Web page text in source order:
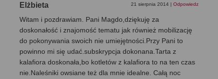
Elżbieta 21 sierpnia 2014 | Odpowiedz
Witam i pozdrawiam. Pani Magdo,dziękuję za
doskonałość i znajomość tematu jak również mobilizację
do pokonywania swoich nie umiejętności.Przy Pani to
powinno mi się udać.subskrypcja dokonana.Tarta z
kalafiora doskonała,bo kotletów z kalafiora to na ten czas
nie.Naleśniki owsiane też dla mnie idealne. Całą noc